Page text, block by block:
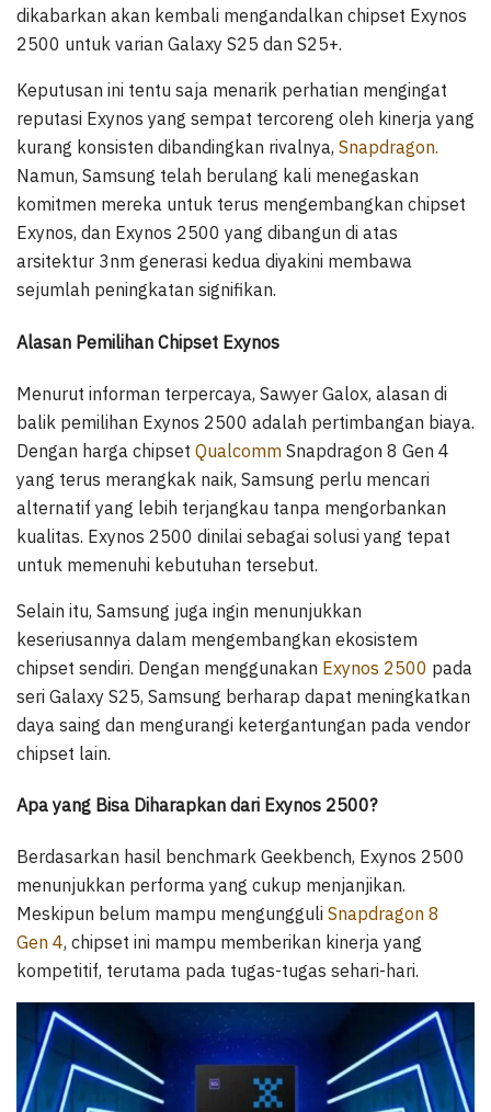
dikabarkan akan kembali mengandalkan chipset Exynos
2500 untuk varian Galaxy S25 dan S25+.
Keputusan ini tentu saja menarik perhatian mengingat
reputasi Exynos yang sempat tercoreng oleh kinerja yang
kurang konsisten dibandingkan rivalnya, Snapdragon.
Namun, Samsung telah berulang kali menegaskan
komitmen mereka untuk terus mengembangkan chipset
Exynos, dan Exynos 2500 yang dibangun di atas
arsitektur 3nm generasi kedua diyakini membawa
sejumlah peningkatan signifikan.
Alasan Pemilihan Chipset Exynos
Menurut informan terpercaya, Sawyer Galox, alasan di
balik pemilihan Exynos 2500 adalah pertimbangan biaya.
Dengan harga chipset Qualcomm Snapdragon 8 Gen 4
yang terus merangkak naik, Samsung perlu mencari
alternatif yang lebih terjangkau tanpa mengorbankan
kualitas. Exynos 2500 dinilai sebagai solusi yang tepat
untuk memenuhi kebutuhan tersebut.
Selain itu, Samsung juga ingin menunjukkan
keseriusannya dalam mengembangkan ekosistem
chipset sendiri. Dengan menggunakan Exynos 2500 pada
seri Galaxy S25, Samsung berharap dapat meningkatkan
daya saing dan mengurangi ketergantungan pada vendor
chipset lain.
Apa yang Bisa Diharapkan dari Exynos 2500?
Berdasarkan hasil benchmark Geekbench, Exynos 2500
menunjukkan performa yang cukup menjanjikan.
Meskipun belum mampu mengungguli Snapdragon 8
Gen 4, chipset ini mampu memberikan kinerja yang
kompetitif, terutama pada tugas-tugas sehari-hari.